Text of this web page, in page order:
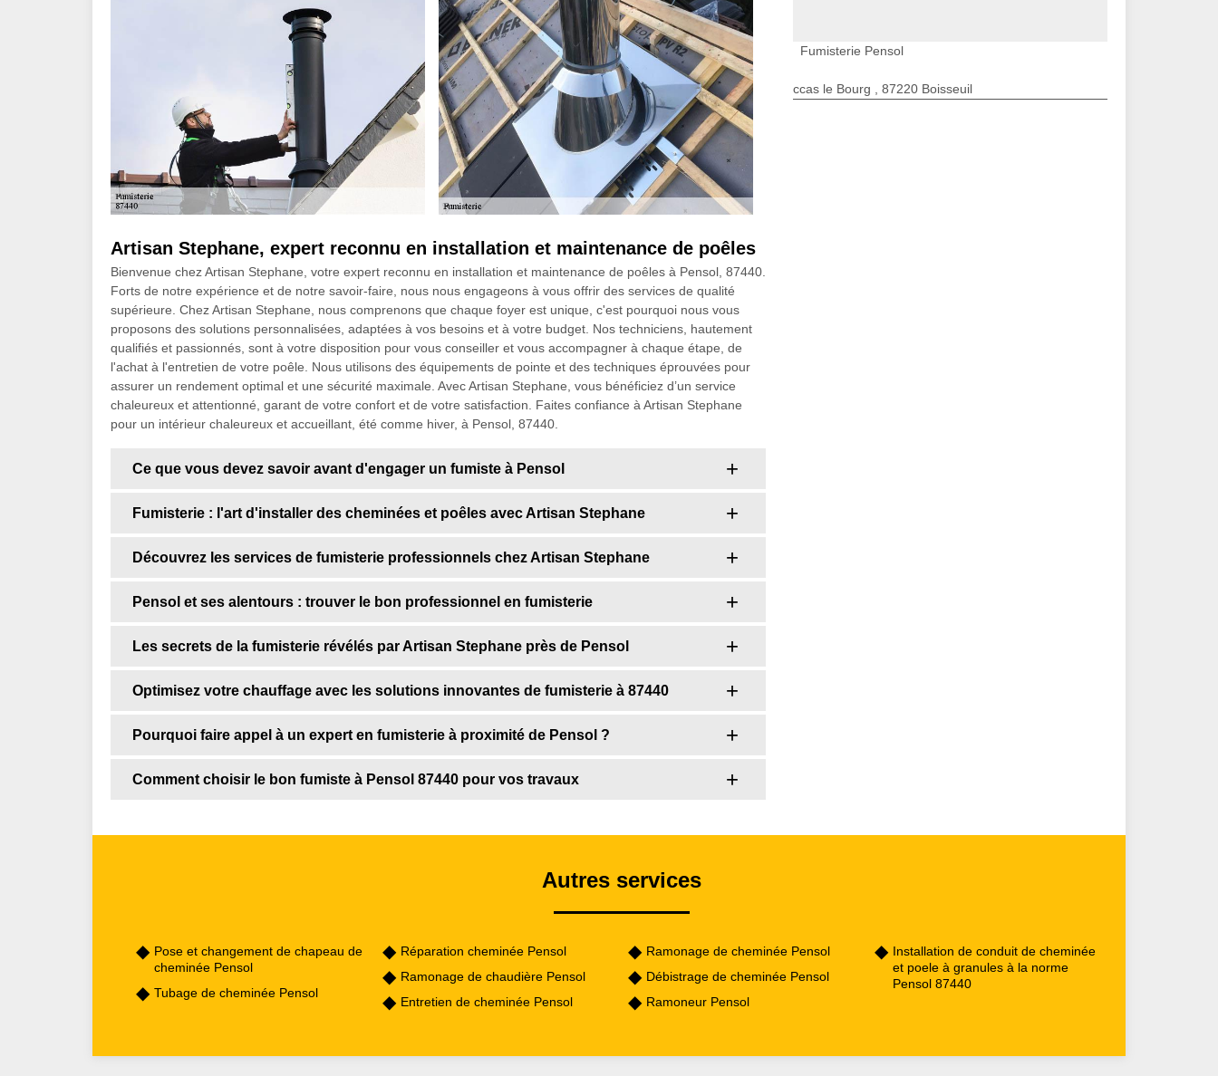
Artisan Stephane, expert reconnu en installation et maintenance de poêles
Bienvenue chez Artisan Stephane, votre expert reconnu en installation et maintenance de poêles à Pensol, 87440.
Forts de notre expérience et de notre savoir-faire, nous nous engageons à vous offrir des services de qualité
supérieure. Chez Artisan Stephane, nous comprenons que chaque foyer est unique, c'est pourquoi nous vous
proposons des solutions personnalisées, adaptées à vos besoins et à votre budget. Nos techniciens, hautement
qualifiés et passionnés, sont à votre disposition pour vous conseiller et vous accompagner à chaque étape, de
l'achat à l'entretien de votre poêle. Nous utilisons des équipements de pointe et des techniques éprouvées pour
assurer un rendement optimal et une sécurité maximale. Avec Artisan Stephane, vous bénéficiez d’un service
chaleureux et attentionné, garant de votre confort et de votre satisfaction. Faites confiance à Artisan Stephane
pour un intérieur chaleureux et accueillant, été comme hiver, à Pensol, 87440.
Ce que vous devez savoir avant d'engager un fumiste à Pensol
Fumisterie : l'art d'installer des cheminées et poêles avec Artisan Stephane
Découvrez les services de fumisterie professionnels chez Artisan Stephane
Pensol et ses alentours : trouver le bon professionnel en fumisterie
Les secrets de la fumisterie révélés par Artisan Stephane près de Pensol
Optimisez votre chauffage avec les solutions innovantes de fumisterie à 87440
Pourquoi faire appel à un expert en fumisterie à proximité de Pensol ?
Comment choisir le bon fumiste à Pensol 87440 pour vos travaux
Fumisterie Pensol
ccas le Bourg , 87220 Boisseuil
Autres services
Pose et changement de chapeau de
cheminée Pensol
Tubage de cheminée Pensol
Réparation cheminée Pensol
Ramonage de chaudière Pensol
Entretien de cheminée Pensol
Ramonage de cheminée Pensol
Débistrage de cheminée Pensol
Ramoneur Pensol
Installation de conduit de cheminée
et poele à granules à la norme
Pensol 87440